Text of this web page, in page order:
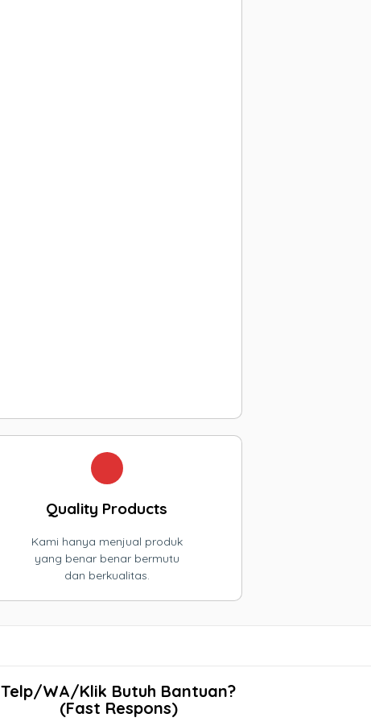
Quality Products
Kami hanya menjual produk
yang benar benar bermutu
dan berkualitas.
Telp/WA/Klik Butuh Bantuan?
(Fast Respons)